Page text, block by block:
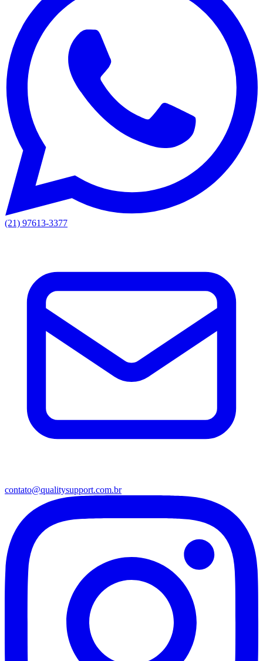
(21) 97613-3377
contato@qualitysupport.com.br